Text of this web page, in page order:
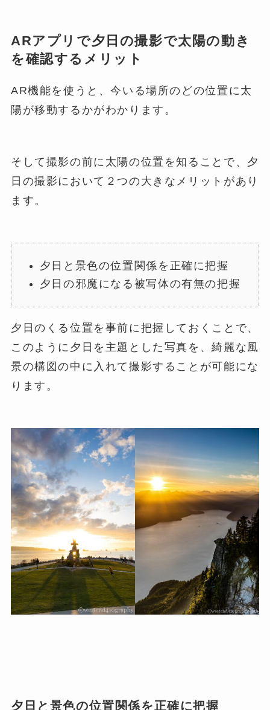
ARアプリで夕日の撮影で太陽の動き
を確認するメリット
AR機能を使うと、今いる場所のどの位置に太
陽が移動するかがわかります。
そして撮影の前に太陽の位置を知ることで、夕
日の撮影において２つの大きなメリットがあり
ます。
夕日と景色の位置関係を正確に把握
夕日の邪魔になる被写体の有無の把握
夕日のくる位置を事前に把握しておくことで、
このように夕日を主題とした写真を、綺麗な風
景の構図の中に入れて撮影することが可能にな
ります。
夕日と景色の位置関係を正確に把握